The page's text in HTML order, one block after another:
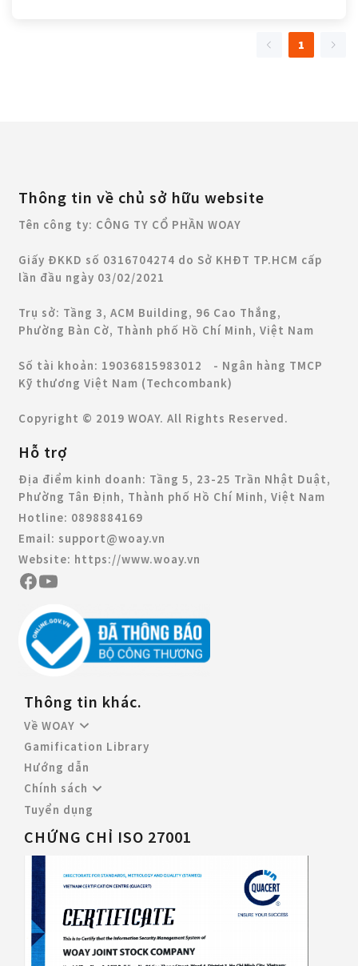
1
Thông tin về chủ sở hữu website
Tên công ty: CÔNG TY CỔ PHẦN WOAY
Giấy ĐKKD số 0316704274 do Sở KHĐT TP.HCM cấp
lần đầu ngày 03/02/2021
Trụ sở: Tầng 3, ACM Building, 96 Cao Thắng,
Phường Bàn Cờ, Thành phố Hồ Chí Minh, Việt Nam
Số tài khoản: 19036815983012 - Ngân hàng TMCP
Kỹ thương Việt Nam (Techcombank)
Copyright © 2019 WOAY. All Rights Reserved.
Hỗ trợ
Địa điểm kinh doanh: Tầng 5, 23-25 Trần Nhật Duật,
Phường Tân Định, Thành phố Hồ Chí Minh, Việt Nam
Hotline: 0898884169
Email: support@woay.vn
Website: https://www.woay.vn
Thông tin khác.
Về WOAY
Gamification Library
Hướng dẫn
Chính sách
Tuyển dụng
CHỨNG CHỈ ISO 27001